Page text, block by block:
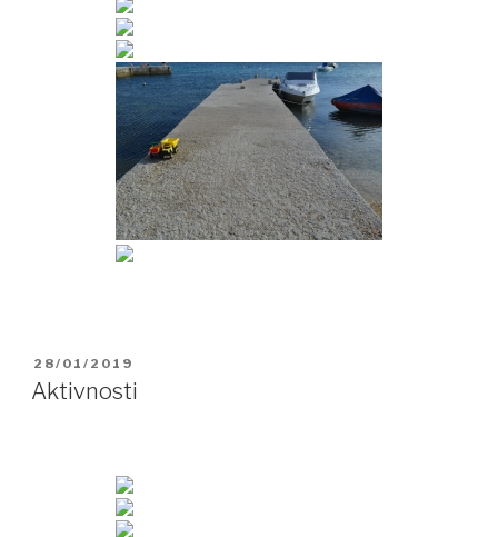
OBJAVLJENO
DNE
28/01/2019
Aktivnosti